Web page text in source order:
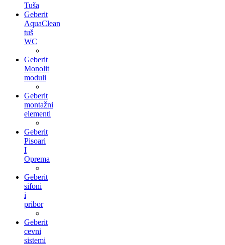
Tuša
Geberit
AquaClean
tuš
WC
Geberit
Monolit
moduli
Geberit
montažni
elementi
Geberit
Pisoari
I
Oprema
Geberit
sifoni
i
pribor
Geberit
cevni
sistemi